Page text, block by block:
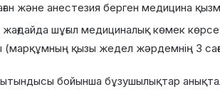
және анестезия берген медицина
шұғыл медициналық көмек
(марқұмның қызы жедел жәрдемнің 3
бойынша бұзушылықтар